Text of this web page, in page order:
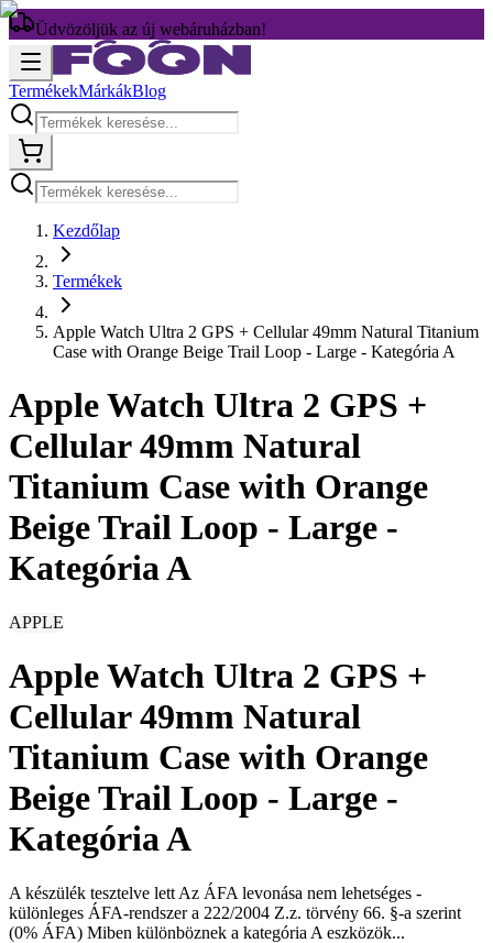
Üdvözöljük az új webáruházban!
TermékekMárkákBlog
Kezdőlap
Termékek
Apple Watch Ultra 2 GPS + Cellular 49mm Natural Titanium
Case with Orange Beige Trail Loop - Large - Kategória A
Apple Watch Ultra 2 GPS +
Cellular 49mm Natural
Titanium Case with Orange
Beige Trail Loop - Large -
Kategória A
APPLE
Apple Watch Ultra 2 GPS +
Cellular 49mm Natural
Titanium Case with Orange
Beige Trail Loop - Large -
Kategória A
A készülék tesztelve lett Az ÁFA levonása nem lehetséges -
különleges ÁFA-rendszer a 222/2004 Z.z. törvény 66. §-a szerint
(0% ÁFA) Miben különböznek a kategória A eszközök...